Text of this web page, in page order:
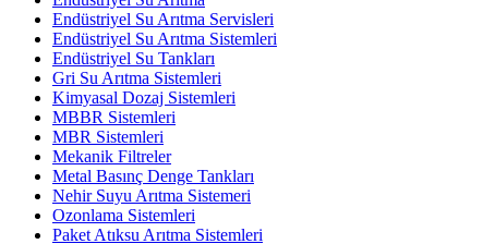
Endüstriyel Su Arıtma Servisleri
Endüstriyel Su Arıtma Sistemleri
Endüstriyel Su Tankları
Gri Su Arıtma Sistemleri
Kimyasal Dozaj Sistemleri
MBBR Sistemleri
MBR Sistemleri
Mekanik Filtreler
Metal Basınç Denge Tankları
Nehir Suyu Arıtma Sistemeri
Ozonlama Sistemleri
Paket Atıksu Arıtma Sistemleri